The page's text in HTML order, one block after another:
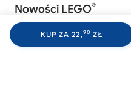
KUP ZA 22,90 ZŁ
Nowości LEGO®